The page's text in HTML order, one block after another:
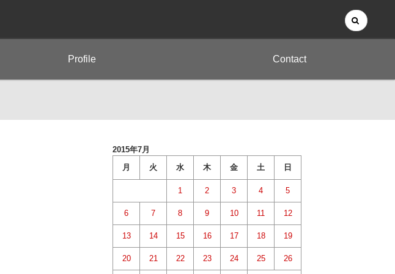
Profile Contact
2015年7月
月
火 水 木 金 土 日
1 2 3 4 5
6 7 8 9 10 11 12
13 14 15 16 17 18 19
20 21 22 23 24 25 26